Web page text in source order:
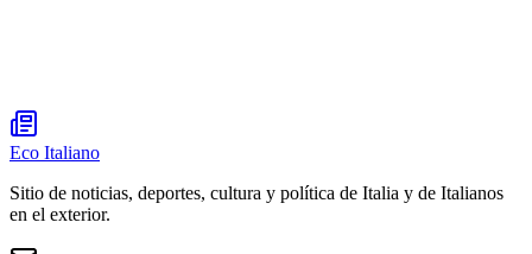
Eco Italiano
Sitio de noticias, deportes, cultura y política de Italia y de Italianos
en el exterior.